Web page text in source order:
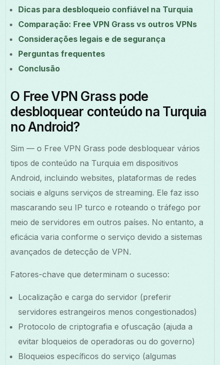
Dicas para desbloqueio confiável na Turquia
Comparação: Free VPN Grass vs outros VPNs
Considerações legais e de segurança
Perguntas frequentes
Conclusão
O Free VPN Grass pode
desbloquear conteúdo na Turquia
no Android?
Sim — o Free VPN Grass pode desbloquear vários
tipos de conteúdo na Turquia em dispositivos
Android, incluindo websites, plataformas de redes
sociais e alguns serviços de streaming. Ele faz isso
mascarando seu IP turco e roteando o tráfego por
meio de servidores em outros países. No entanto, a
eficácia varia conforme o serviço devido a sistemas
avançados de detecção de VPN.
Fatores-chave que determinam o sucesso:
Localização e carga do servidor (preferir
servidores estrangeiros menos congestionados)
Protocolo de criptografia e ofuscação (ajuda a
evitar bloqueios de operadoras ou do governo)
Bloqueios específicos do serviço (algumas